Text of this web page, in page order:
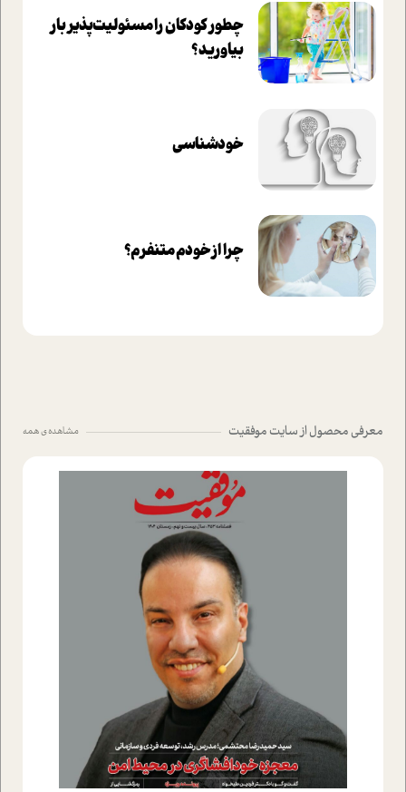
چطور کودکان را مسئولیت‌پذیر بار
بیاورید؟
خودشناسی
چرا از خودم متنفرم؟
معرفی محصول از سایت موفقیت مشاهده ی همه